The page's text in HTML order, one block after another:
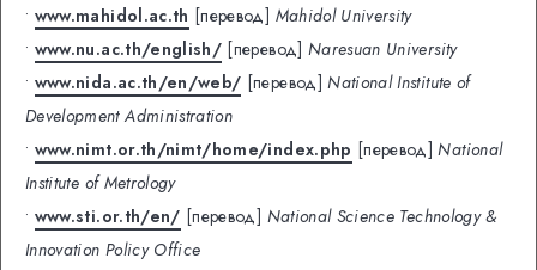
• www.mahidol.ac.th [перевод] Mahidol University
• www.nu.ac.th/english/ [перевод] Naresuan University
• www.nida.ac.th/en/web/ [перевод] National Institute of
Development Administration
• www.nimt.or.th/nimt/home/index.php [перевод] National
Institute of Metrology
• www.sti.or.th/en/ [перевод] National Science Technology &
Innovation Policy Office